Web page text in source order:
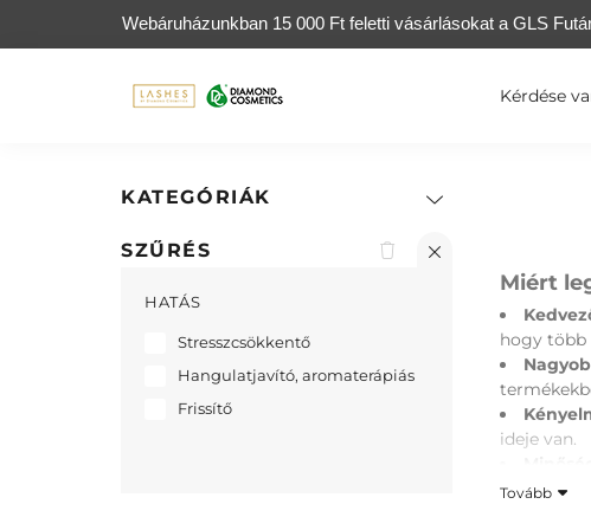
Webáruházunkban 15 000 Ft feletti vásárlásokat a GLS
Kérdése
KATEGÓRIÁK
SZŰRÉS
HATÁS
Stresszcsökkentő
Hangulatjavító, aromaterápiás
Frissítő
Miért
hogy több
ideje van.
Diamond
Tovább